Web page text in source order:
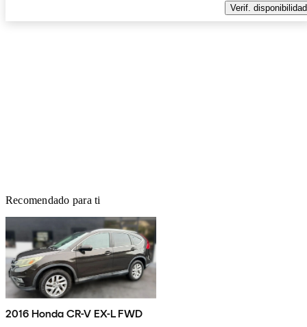
Verif. disponibilidad
Recomendado para ti
2016 Honda CR-V EX-L FWD